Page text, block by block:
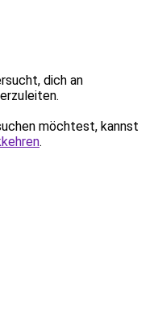
dich an
möchtest, kannst
.